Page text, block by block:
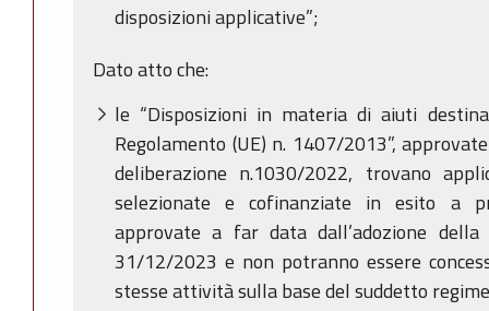
disposizioni applicative”;
Dato atto che:
le “Disposizioni in materia di aiuti
Regolamento (UE) n. 1407/2013”,
deliberazione n.1030/2022, trovano
selezionate e cofinanziate in esito a
approvate a far data dall’adozione
31/12/2023 e non potranno essere
stesse attività sulla base del suddetto